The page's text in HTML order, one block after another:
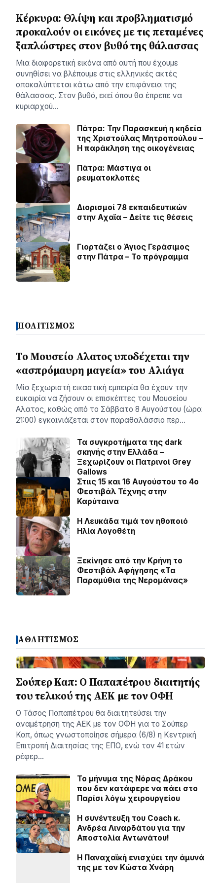
Κέρκυρα: Θλίψη και προβληματισμό
προκαλούν οι εικόνες με τις πεταμένες
ξαπλώστρες στον βυθό της θάλασσας
Μια διαφορετική εικόνα από αυτή που έχουμε
συνηθίσει να βλέπουμε στις ελληνικές ακτές
αποκαλύπτεται κάτω από την επιφάνεια της
θάλασσας. Στον βυθό, εκεί όπου θα έπρεπε να
κυριαρχού…
Πάτρα: Την Παρασκευή η κηδεία
της Χριστούλας Μητροπούλου –
Η παράκληση της οικογένειας
Πάτρα: Μάστιγα οι
ρευµατοκλοπές
Διορισμοί 78 εκπαιδευτικών
στην Αχαϊα – Δείτε τις θέσεις
Γιορτάζει ο Άγιος Γεράσιμος
στην Πάτρα – Το πρόγραμμα
ΠΟΛΙΤΙΣΜΟΣ
Το Μουσείο Αλατος υποδέχεται την
«ασπρόμαυρη μαγεία» του Αλιάγα
Μία ξεχωριστή εικαστική εμπειρία θα έχουν την
ευκαιρία να ζήσουν οι επισκέπτες του Μουσείου
Αλατος, καθώς από το Σάββατο 8 Αυγούστου (ώρα
21:00) εγκαινιάζεται στον παραθαλάσσιο περ…
Τα συγκροτήματα της dark
σκηνής στην Ελλάδα –
Ξεχωρίζουν οι Πατρινοί Grey
Gallows
Στιις 15 και 16 Αυγούστου το 4ο
Φεστιβάλ Τέχνης στην
Καρύταινα
Η Λευκάδα τιμά τον ηθοποιό
Ηλία Λογοθέτη
Ξεκίνησε από την Κρήνη το
Φεστιβάλ Αφήγησης «Τα
Παραμύθια της Νερομάνας»
ΑΘΛΗΤΙΣΜΟΣ
Σούπερ Καπ: Ο Παπαπέτρου διαιτητής
του τελικού της ΑΕΚ με τον ΟΦΗ
Ο Τάσος Παπαπέτρου θα διαιτητεύσει την
αναμέτρηση της ΑΕΚ με τον ΟΦΗ για το Σούπερ
Καπ, όπως γνωστοποίησε σήμερα (6/8) η Κεντρική
Επιτροπή Διαιτησίας της ΕΠΟ, ενώ τον 41 ετών
ρέφερ…
Το μήνυμα της Νόρας Δράκου
που δεν κατάφερε να πάει στο
Παρίσι λόγω χειρουργείου
H συνέντευξη του Coach κ.
Ανδρέα Λιναρδάτου για την
Αποστολία Αντωνάτου!
Η Παναχαϊκή ενισχύει την άμυνά
της με τον Κώστα Χνάρη